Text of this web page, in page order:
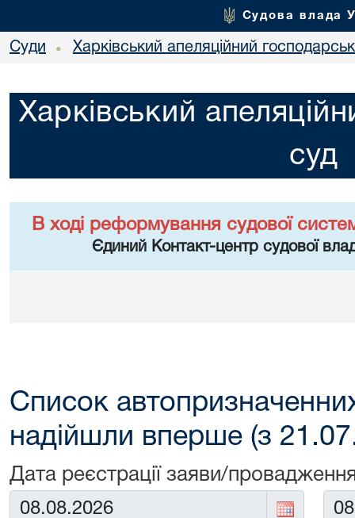
Судова влада
Суди • Харківський апеляційний
Харківський
суд
В ході реформування судової
Єдиний Контакт-центр судової
Список
надійшли вперше (з
Дата реєстрації заяви/
Від: До: